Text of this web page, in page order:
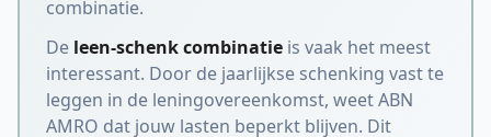
combinatie.
De leen-schenk combinatie is vaak het meest
interessant. Door de jaarlijkse schenking vast te
leggen in de leningovereenkomst, weet ABN
AMRO dat jouw lasten beperkt blijven. Dit